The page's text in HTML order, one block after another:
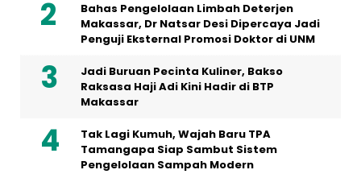
Bahas Pengelolaan Limbah Deterjen
Makassar, Dr Natsar Desi Dipercaya Jadi
Penguji Eksternal Promosi Doktor di UNM
Jadi Buruan Pecinta Kuliner, Bakso
Raksasa Haji Adi Kini Hadir di BTP
Makassar
Tak Lagi Kumuh, Wajah Baru TPA
Tamangapa Siap Sambut Sistem
Pengelolaan Sampah Modern